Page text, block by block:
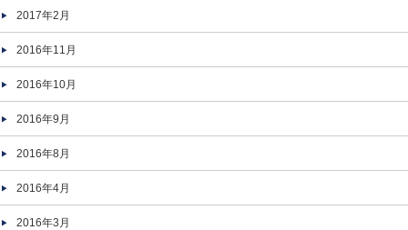
2017年2月
2016年11月
2016年10月
2016年9月
2016年8月
2016年4月
2016年3月